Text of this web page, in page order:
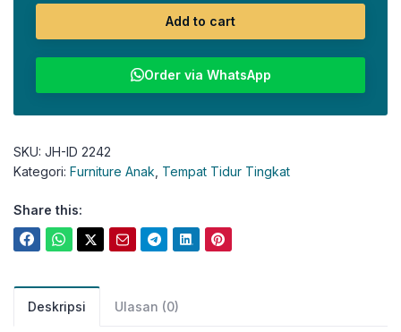
Add to cart
Order via WhatsApp
SKU: JH-ID 2242
Kategori: Furniture Anak Tempat Tidur Tingkat
Share this:
Deskripsi Ulasan (0)